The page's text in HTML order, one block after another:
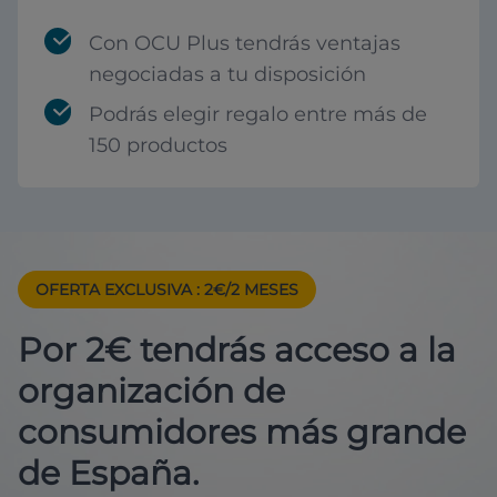
Con OCU Plus tendrás ventajas
negociadas a tu disposición
Podrás elegir regalo entre más de
150 productos
OFERTA EXCLUSIVA : 2€/2 MESES
Por 2€ tendrás acceso a la
organización de
consumidores más grande
de España.